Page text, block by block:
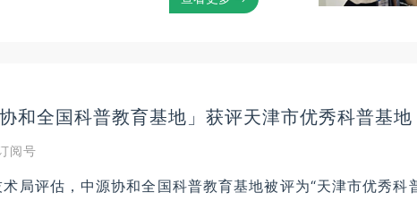
协和全国科普教育基地」获评天津市优秀科普基地
阅号
局评估，中源协和全国科普教育基地被评为“天津市优秀科